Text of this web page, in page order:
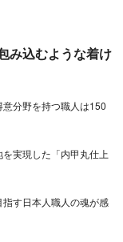
み込むような着け
分野を持つ職人は150
実現した「内甲丸仕上
す日本人職人の魂が感